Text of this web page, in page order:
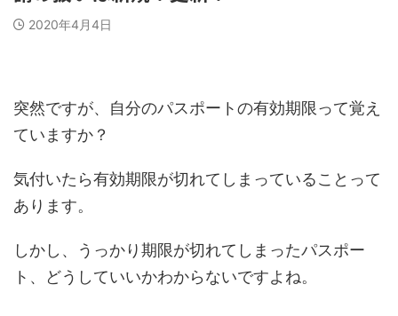
2020年4月4日
突然ですが、自分のパスポートの有効期限って覚え
ていますか？
気付いたら有効期限が切れてしまっていることって
あります。
しかし、うっかり期限が切れてしまったパスポー
ト、どうしていいかわからないですよね。